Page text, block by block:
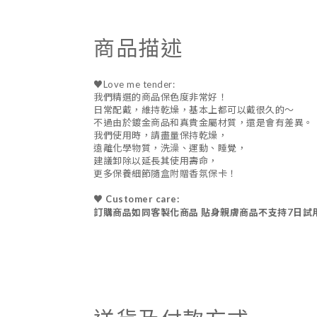
商品描述
♥Love me tender:
我們精選的商品保色度非常好！
日常配戴，維持乾燥，基本上都可以戴很久的～
不過由於鍍金商品和真貴金屬材質，還是會有差異。
我們使用時，請盡量保持乾燥，
遠離化學物質，洗澡、運動、睡覺，
建議卸除以延長其使用壽命，
更多保養細節隨盒附贈香氛保卡！
♥ Customer care:
訂購商品如同客製化商品 貼身親膚商品不支持7日試